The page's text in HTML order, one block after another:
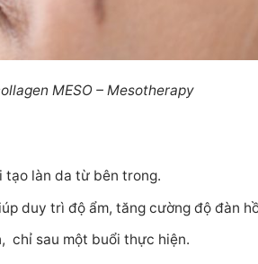
MESO – Mesotherapy
tạo làn da từ bên trong.
duy trì độ ẩm, tăng cường độ đàn
chỉ sau một buổi thực hiện.